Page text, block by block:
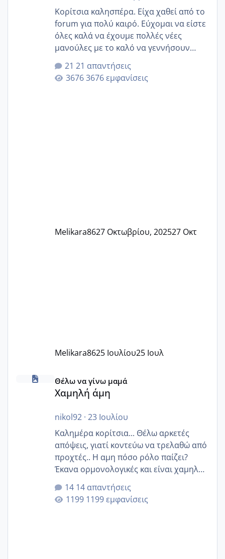
Κορίτσια καλησπέρα. Είχα χαθεί από το
forum για πολύ καιρό. Εύχομαι να είστε
όλες καλά να έχουμε πολλές νέες
μανούλες με το καλό να γεννήσουν
αυτές που ήδη περιμένουν. Να πάρουν
γερα μωράκια στην αγκαλίτσα τους
🙏🏼🙏🏼 Ας πάμε λοιπόν στο θέμα μου.
21 απαντήσεις
3676 εμφανίσεις
Melikara8627 Οκτωβρίου, 202527 Οκτ
Melikara8625 Ιουλίου25 Ιουλ
Χαμηλή άμη
Θέλω να γίνω μαμά
Χαμηλή άμη
nikol92· 23 Ιουλίου
Καλημέρα κορίτσια... Θέλω αρκετές
απόψεις, γιατί κοντεύω να τρελαθώ από
προχτές.. Η αμη πόσο ρόλο παίζει?
Έκανα ορμονολογικές και είναι χαμηλή
για την ηλικία μου.. Είχα ήδη μια
εγκυμοσύνη, που έπρεπε να τερματιστεί
στην 27η εβδομάδα και προσπαθώ 7
14 απαντήσεις
1199 εμφανίσεις